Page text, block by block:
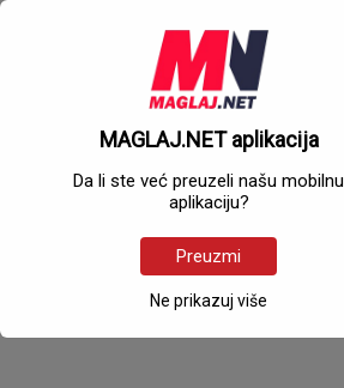
MAGLAJ.NET aplikacija
Da li ste već preuzeli našu mobilnu
aplikaciju?
Preuzmi
Ne prikazuj više